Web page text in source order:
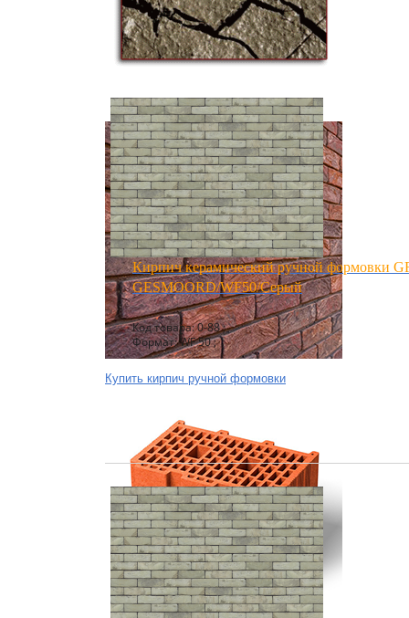
Купить кирпич ручной формовки
Кирпич керамический ручной формовки
GESMOORD/WF50/Серый
Код товара: 0-88 ;
Формат: WF 50 ;